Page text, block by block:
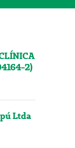
2)
Ltda